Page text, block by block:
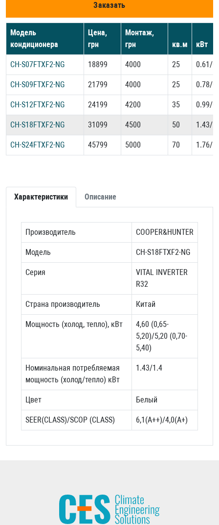
Заказать
Модель
кондиционера
Цена,
грн
Монтаж,
грн
кв.м кВт
CH-S07FTXF2-NG 18899 4000 25 0.61/
CH-S09FTXF2-NG 21799 4000 25 0.78/
CH-S12FTXF2-NG 24199 4200 35 0.99/
CH-S18FTXF2-NG 31099 4500 50 1.43/
CH-S24FTXF2-NG 45799 5000 70 1.76/
Характеристики Описание
Производитель COOPER&HUNTER
Модель CH-S18FTXF2-NG
Серия
VITAL INVERTER
R32
Страна производитель Китай
Мощность (холод, тепло), кВт
4,60 (0,65-
5,20)/5,20 (0,70-
5,40)
Номинальная потребляемая
мощность (холод/тепло) кВт
1.43/1.4
Цвет Белый
SEER(CLASS)/SCOP (CLASS) 6,1(A++)/4,0(A+)